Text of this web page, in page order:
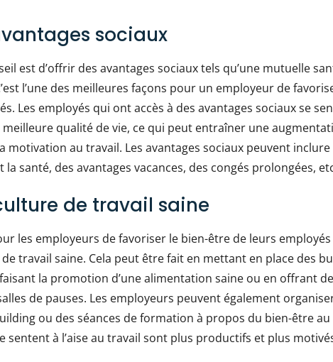
sociaux
est d’offrir des avantages sociaux tels qu’une mutuelle
l’une des meilleures façons pour un employeur de
Les employés qui ont accès à des avantages sociaux se
qualité de vie, ce qui peut entraîner une
motivation au travail. Les avantages sociaux peuvent inclure
santé, des avantages vacances, des congés prolongées,
de travail saine
les employeurs de favoriser le bien-être de leurs
travail saine. Cela peut être fait en mettant en place des
la promotion d’une alimentation saine ou en offrant
de pauses. Les employeurs peuvent également
ou des séances de formation à propos du bien-être au
sentent à l’aise au travail sont plus productifs et plus